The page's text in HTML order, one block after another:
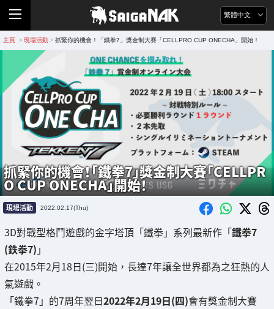
繁體中文
主頁 > 現場活動 > 抓緊你的機會！「鐵拳7」獎金制大賽「CELLPRO CUP ONECHA」開始！
抓緊你的機會！「鐵拳7」獎金制大賽「CELLPR
O CUP ONECHA」開始！
現場活動 2022.02.17(Thu)
3D對戰型格鬥遊戲的金字塔頂「鐵拳」系列最新作「鐵拳7
(鉄拳7) 」
在2015年2月18日(三)開始，長達7年讓全世界都為之狂熱的人
氣遊戲。
「鐵拳7」的7周年翌日2022年2月19日(四)會有獎金制大賽